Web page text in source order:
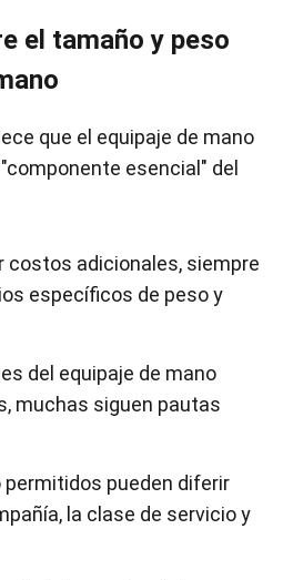
el tamaño y peso
que el equipaje de mano
esencial" del
costos adicionales, siempre
específicos de peso y
del equipaje de mano
muchas siguen pautas
permitidos pueden diferir
la clase de servicio y